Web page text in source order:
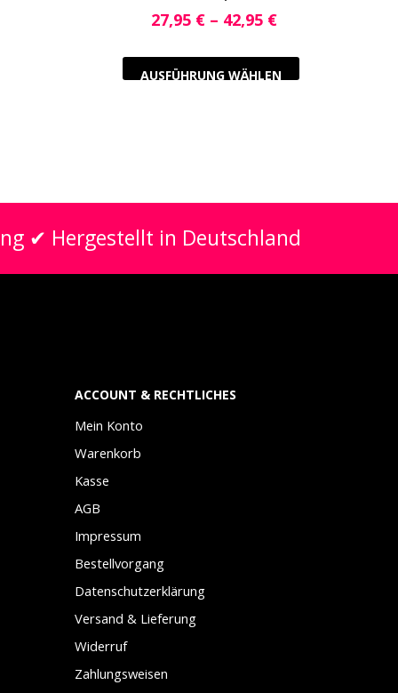
27,95 €– 42,95 €
AUSFÜHRUNG WÄHLEN
✔ Hergestellt in Deutschland
ACCOUNT & RECHTLICHES
Mein Konto
Warenkorb
Kasse
AGB
Impressum
Bestellvorgang
Datenschutzerklärung
Versand & Lieferung
Widerruf
Zahlungsweisen